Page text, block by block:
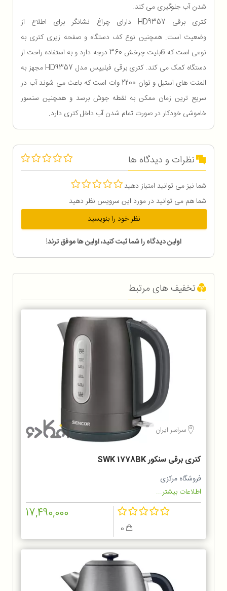
شدن آب جلوگیری می کند.
کتری برقی HD9357 دارای چراغ نشانگر برای اطلاع از
وضعیت است. همچنین نوع کف دستگاه و صفحه زیری کتری به
نوعی است که قابلیت چرخش 360 درجه دارد و به استفاده راحت از
دستگاه کمک می کند. کتری برقی فیلیپس مدل HD9357 مجهز به
المنت های استیل و توان 2200 وات است که باعث می شوند آب در
سریع ترین زمان ممکن به نقطه جوش برسد و همچنین سنسور
خاموشی خودکار در صورت تمام شدن آب داخل کتری دارد.
نظرات و دیدگاه ها
شما نیز می توانید امتیاز دهید
شما هم می توانید در مورد این سرویس نظر دهید
نظر خود را بنویسید
اولین دیدگاه را شما ثبت کنید، اولین ها موفق ترند!
تخفیف های مرتبط
سراسر ایران
کتری برقی سنکور SWK 1778BK
فروشگاه مرکزی
اطلاعات بیشتر...
17,490,000